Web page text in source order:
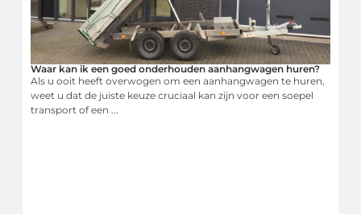
Waar kan ik een goed onderhouden aanhangwagen huren?
Als u ooit heeft overwogen om een aanhangwagen te huren,
weet u dat de juiste keuze cruciaal kan zijn voor een soepel
transport of een ...